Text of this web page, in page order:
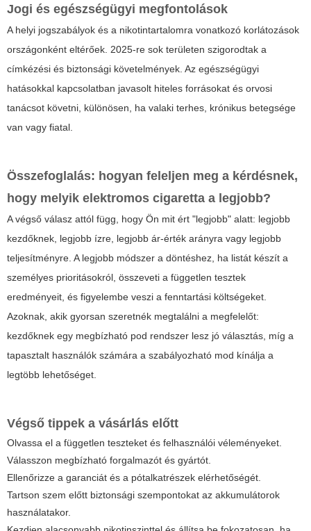
Jogi és egészségügyi megfontolások
A helyi jogszabályok és a nikotintartalomra vonatkozó korlátozások
országonként eltérőek. 2025-re sok területen szigorodtak a
címkézési és biztonsági követelmények. Az egészségügyi
hatásokkal kapcsolatban javasolt hiteles forrásokat és orvosi
tanácsot követni, különösen, ha valaki terhes, krónikus betegsége
van vagy fiatal.
Összefoglalás: hogyan feleljen meg a kérdésnek,
hogy melyik elektromos cigaretta a legjobb?
A végső válasz attól függ, hogy Ön mit ért "legjobb" alatt: legjobb
kezdőknek, legjobb ízre, legjobb ár-érték arányra vagy legjobb
teljesítményre. A legjobb módszer a döntéshez, ha listát készít a
személyes prioritásokról, összeveti a független tesztek
eredményeit, és figyelembe veszi a fenntartási költségeket.
Azoknak, akik gyorsan szeretnék megtalálni a megfelelőt:
kezdőknek egy megbízható pod rendszer lesz jó választás, míg a
tapasztalt használók számára a szabályozható mod kínálja a
legtöbb lehetőséget.
Végső tippek a vásárlás előtt
Olvassa el a független teszteket és felhasználói véleményeket.
Válasszon megbízható forgalmazót és gyártót.
Ellenőrizze a garanciát és a pótalkatrészek elérhetőségét.
Tartson szem előtt biztonsági szempontokat az akkumulátorok
használatakor.